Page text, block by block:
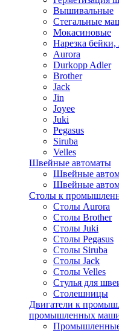
Вышивальные
Стегальные
Мокасиновые
Нарезка
Aurora
Durkopp Adler
Brother
Jack
Jin
Joyee
Juki
Pegasus
Siruba
Velles
Швейные автоматы
Швейные
Швейные
Столы к
Столы Aurora
Столы Brother
Столы Juki
Столы Pegasus
Столы Siruba
Столы Jack
Столы Velles
Стулья для
Столешницы
Двигатели к
промышленных